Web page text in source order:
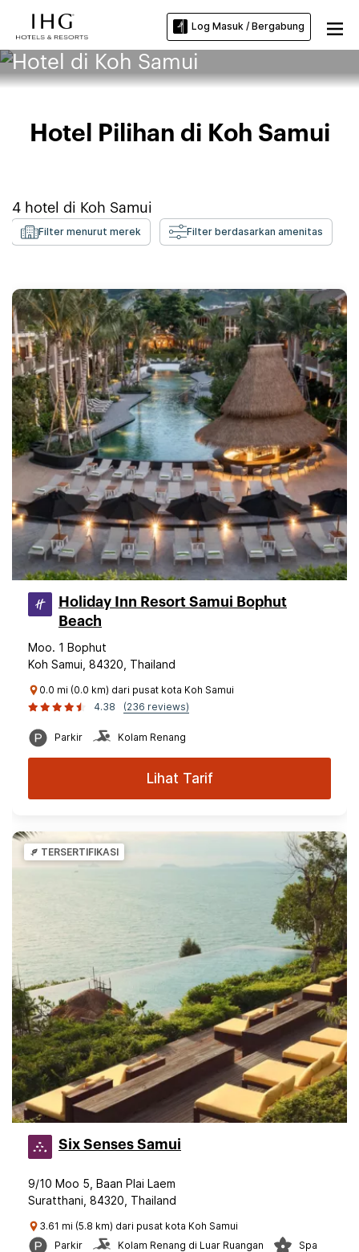
Log Masuk / Bergabung
Hotel di Koh Samui
Hotel Pilihan di Koh Samui
4 hotel di Koh Samui
Filter menurut merek Filter berdasarkan amenitas
Holiday Inn Resort Samui Bophut
Beach
Moo. 1 Bophut
Koh Samui, 84320, Thailand
0.0 mi (0.0 km) dari pusat kota Koh Samui
4.38
(236 reviews)
Parkir Kolam Renang
Lihat Tarif
TERSERTIFIKASI
Six Senses Samui
9/10 Moo 5, Baan Plai Laem
Suratthani, 84320, Thailand
3.61 mi (5.8 km) dari pusat kota Koh Samui
Parkir
Kolam Renang di Luar Ruangan Spa